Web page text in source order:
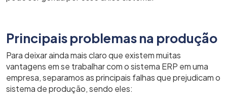
Principais problemas na produção
Para deixar ainda mais claro que existem muitas
vantagens em se trabalhar com o sistema ERP em uma
empresa, separamos as principais falhas que prejudicam o
sistema de produção, sendo eles: